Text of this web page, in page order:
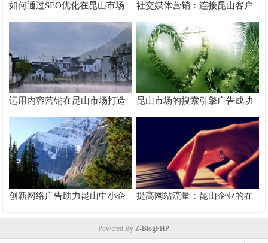
如何通过SEO优化在昆山市场
脱颖而出
社交媒体营销：连接昆山客户
的桥梁
运用内容营销在昆山市场打造
品牌影响力
昆山市场的搜索引擎广告成功
案例分析
创新网络广告助力昆山中小企
提高网站流量：昆山企业的在
Powered ByZ-BlogPHP